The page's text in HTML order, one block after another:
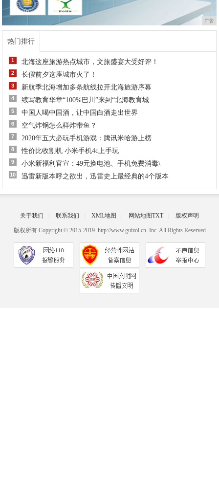
广告
热门排行
1 北海这座旅游热点城市，文旅盛宴大受好评！
2 长假前夕这座城市火了！
3 新航季北海增加多条航线拉开北海旅游序幕
4 续写教育华章“100%巴川”来到“北海教育城
5 中国人喝中国酒，让中国白酒走出世界
6 空气炸锅怎么样炸带鱼？
7 ​2020年五大必玩手机游戏：腾讯米哈游上榜
8 性价比收割机 小米手机4c上手玩
9 小米新福利官宣：49元换电池、手机免费消毒\
10 迅雷新版本呼之欲出，迅雷史上最经典的4个版本
关于我们 联系我们 XML地图 网站地图TXT 版权声明
版权所有 Copyright © 2015-2019 http://www.guizol.cn Inc. All Rights Reserved